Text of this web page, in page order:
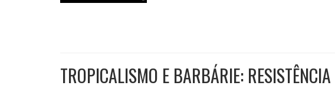
TROPICALISMO E BARBÁRIE: